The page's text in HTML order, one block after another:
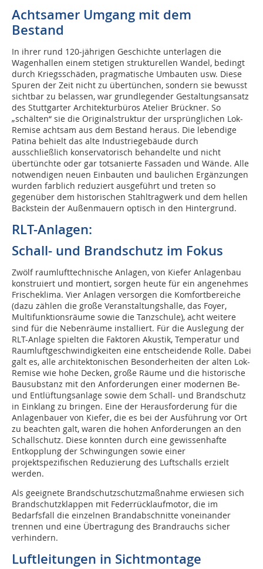
Achtsamer Umgang mit dem
Bestand
In ihrer rund 120-jährigen Geschichte unterlagen die
Wagenhallen einem stetigen strukturellen Wandel, bedingt
durch Kriegsschäden, pragmatische Umbauten usw. Diese
Spuren der Zeit nicht zu übertünchen, sondern sie bewusst
sichtbar zu belassen, war grundlegender Gestaltungsansatz
des Stuttgarter Architekturbüros Atelier Brückner. So
„schälten“ sie die Originalstruktur der ursprünglichen Lok-
Remise achtsam aus dem Bestand heraus. Die lebendige
Patina behielt das alte Industriegebäude durch
ausschließlich konservatorisch behandelte und nicht
übertünchte oder gar totsanierte Fassaden und Wände. Alle
notwendigen neuen Einbauten und baulichen Ergänzungen
wurden farblich reduziert ausgeführt und treten so
gegenüber dem historischen Stahltragwerk und dem hellen
Backstein der Außenmauern optisch in den Hintergrund.
RLT-Anlagen:
Schall- und Brandschutz im Fokus
Zwölf raumlufttechnische Anlagen, von Kiefer Anlagenbau
konstruiert und montiert, sorgen heute für ein angenehmes
Frischeklima. Vier Anlagen versorgen die Komfortbereiche
(dazu zählen die große Veranstaltungshalle, das Foyer,
Multifunktionsräume sowie die Tanzschule), acht weitere
sind für die Nebenräume installiert. Für die Auslegung der
RLT-Anlage spielten die Faktoren Akustik, Temperatur und
Raumluftgeschwindigkeiten eine entscheidende Rolle. Dabei
galt es, alle architektonischen Besonderheiten der alten Lok-
Remise wie hohe Decken, große Räume und die historische
Bausubstanz mit den Anforderungen einer modernen Be-
und Entlüftungsanlage sowie dem Schall- und Brandschutz
in Einklang zu bringen. Eine der Herausforderung für die
Anlagenbauer von Kiefer, die es bei der Ausführung vor Ort
zu beachten galt, waren die hohen Anforderungen an den
Schallschutz. Diese konnten durch eine gewissenhafte
Entkopplung der Schwingungen sowie einer
projektspezifischen Reduzierung des Luftschalls erzielt
werden.
Als geeignete Brandschutzschutzmaßnahme erwiesen sich
Brandschutzklappen mit Federrücklaufmotor, die im
Bedarfsfall die einzelnen Brandabschnitte voneinander
trennen und eine Übertragung des Brandrauchs sicher
verhindern.
Luftleitungen in Sichtmontage